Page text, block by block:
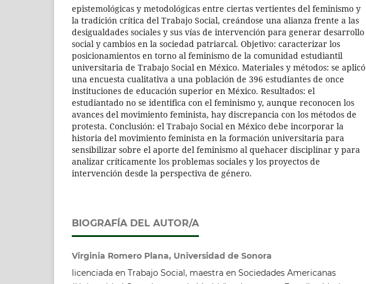
epistemológicas y metodológicas entre ciertas vertientes del feminismo y
la tradición crítica del Trabajo Social, creándose una alianza frente a las
desigualdades sociales y sus vías de intervención para generar desarrollo
social y cambios en la sociedad patriarcal. Objetivo: caracterizar los
posicionamientos en torno al feminismo de la comunidad estudiantil
universitaria de Trabajo Social en México. Materiales y métodos: se aplicó
una encuesta cualitativa a una población de 396 estudiantes de once
instituciones de educación superior en México. Resultados: el
estudiantado no se identifica con el feminismo y, aunque reconocen los
avances del movimiento feminista, hay discrepancia con los métodos de
protesta. Conclusión: el Trabajo Social en México debe incorporar la
historia del movimiento feminista en la formación universitaria para
sensibilizar sobre el aporte del feminismo al quehacer disciplinar y para
analizar críticamente los problemas sociales y los proyectos de
intervención desde la perspectiva de género.
BIOGRAFÍA DEL AUTOR/A
Virginia Romero Plana, Universidad de Sonora
licenciada en Trabajo Social, maestra en Sociedades Americanas